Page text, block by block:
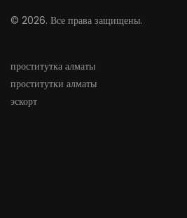
© 2026. Все права защищены.
проститутка алматы
проститутки алматы
эскорт